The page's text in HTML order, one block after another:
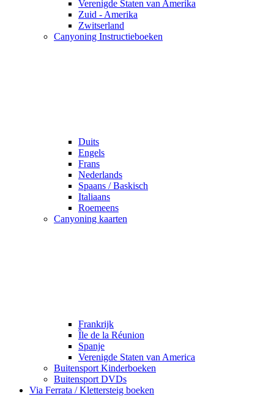
Verenigde Staten van Amerika
Zuid - Amerika
Zwitserland
Canyoning Instructieboeken
Duits
Engels
Frans
Nederlands
Spaans / Baskisch
Italiaans
Roemeens
Canyoning kaarten
Frankrijk
Île de la Réunion
Spanje
Verenigde Staten van America
Buitensport Kinderboeken
Buitensport DVDs
Via Ferrata / Klettersteig boeken